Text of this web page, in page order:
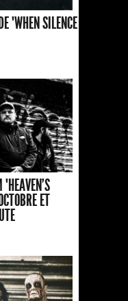
"WHEN SILENCE
"HEAVEN'S
ET